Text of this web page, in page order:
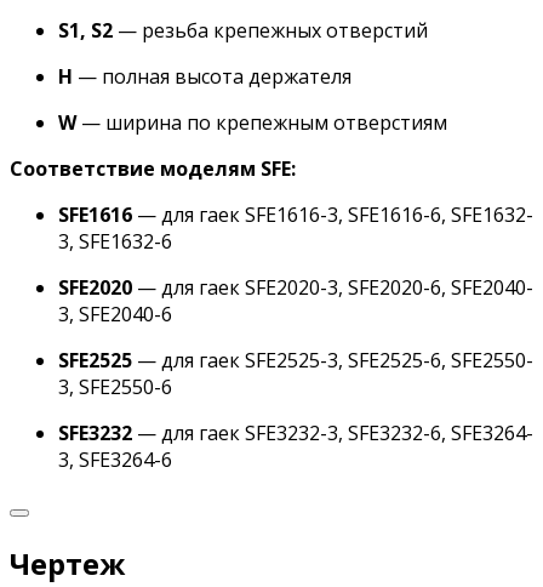
S1, S2 — резьба крепежных отверстий
H — полная высота держателя
W— ширина по крепежным отверстиям
Соответствие моделям SFE:
SFE1616 — для гаек SFE1616-3, SFE1616-6, SFE1632-
3, SFE1632-6
SFE2020 — для гаек SFE2020-3, SFE2020-6, SFE2040-
3, SFE2040-6
SFE2525 — для гаек SFE2525-3, SFE2525-6, SFE2550-
3, SFE2550-6
SFE3232 — для гаек SFE3232-3, SFE3232-6, SFE3264-
3, SFE3264-6
Чертеж